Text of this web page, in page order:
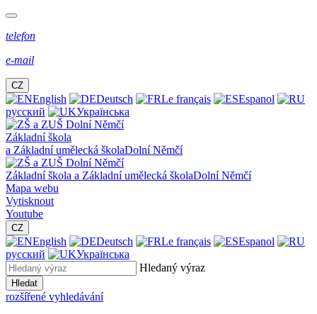
telefon
e-mail
CZ
English Deutsch Le français
Espanol
русский
Українська
Základní škola
a Základní umělecká školaDolní Němčí
Základní škola a Základní umělecká školaDolní Němčí
Mapa webu
Vytisknout
Youtube
CZ
English Deutsch Le français
Espanol
русский
Українська
Hledaný výraz
Hledat
rozšířené vyhledávání